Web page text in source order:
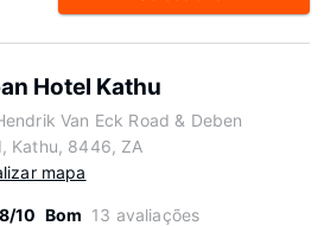
Hotel Kathu
Van Eck Road & Deben
Kathu, 8446, ZA
mapa
8/10 Bom 13 avaliações